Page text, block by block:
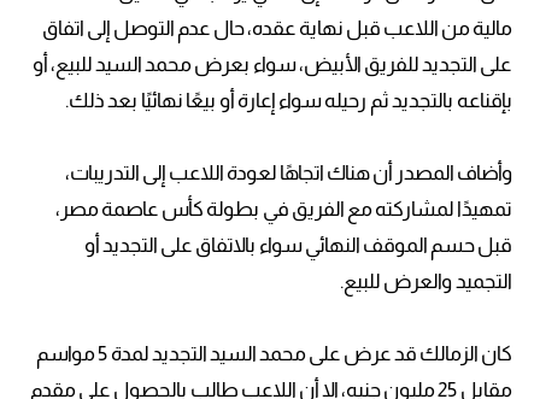
مالية من اللاعب قبل نهاية عقده، حال عدم التوصل إلى اتفاق
على التجديد للفريق الأبيض، سواء بعرض محمد السيد للبيع، أو
بإقناعه بالتجديد ثم رحيله سواء إعارة أو بيعًا نهائيًا بعد ذلك.
وأضاف المصدر أن هناك اتجاهًا لعودة اللاعب إلى التدريبات،
تمهيدًا لمشاركته مع الفريق في بطولة كأس عاصمة مصر،
قبل حسم الموقف النهائي سواء بالاتفاق على التجديد أو
التجميد والعرض للبيع.
كان الزمالك قد عرض على محمد السيد التجديد لمدة 5 مواسم
مقابل 25 مليون جنيه، إلا أن اللاعب طالب بالحصول على مقدم